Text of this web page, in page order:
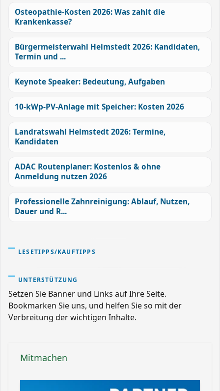
Osteopathie-Kosten 2026: Was zahlt die
Krankenkasse?
Bürgermeisterwahl Helmstedt 2026: Kandidaten,
Termin und ...
Keynote Speaker: Bedeutung, Aufgaben
10-kWp-PV-Anlage mit Speicher: Kosten 2026
Landratswahl Helmstedt 2026: Termine,
Kandidaten
ADAC Routenplaner: Kostenlos & ohne
Anmeldung nutzen 2026
Professionelle Zahnreinigung: Ablauf, Nutzen,
Dauer und R...
LESETIPPS/KAUFTIPPS
UNTERSTÜTZUNG
Setzen Sie Banner und Links auf Ihre Seite.
Bookmarken Sie uns, und helfen Sie so mit der
Verbreitung der wichtigen Inhalte.
Mitmachen